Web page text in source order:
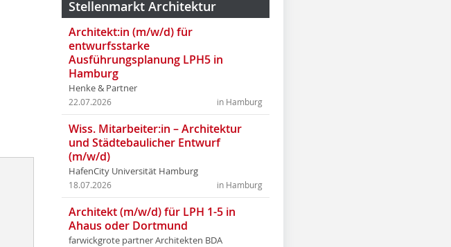
Stellenmarkt Architektur
Architekt:in (m/w/d) für
entwurfsstarke
Ausführungsplanung LPH5 in
Hamburg
Henke & Partner
in Hamburg
22.07.2026
Wiss. Mitarbeiter:in – Architektur
und Städtebaulicher Entwurf
(m/w/d)
HafenCity Universität Hamburg
in Hamburg
18.07.2026
Architekt (m/w/d) für LPH 1-5 in
Ahaus oder Dortmund
farwickgrote partner Architekten BDA